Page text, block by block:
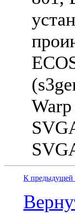
К предыдущей